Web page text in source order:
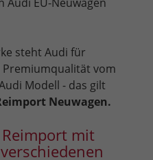
steht Audi für
vom
Modell - das gilt
Neuwagen.
mit